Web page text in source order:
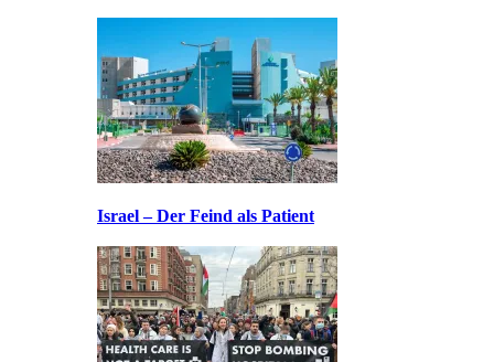
Israel – Der Feind als Patient